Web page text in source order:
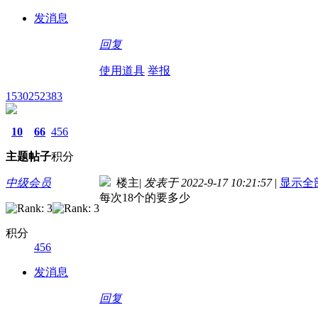
发消息
回复
使用道具 举报
1530252383
10
主题
66
帖子
456
积分
中级会员
积分
456
发消息
楼主| 发表于 2022-9-17 10:21:57 | 显示全
每次18个的要多少
回复